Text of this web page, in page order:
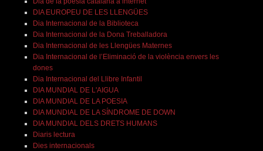
DIA EUROPEU DE LES LLENGÜES
Dia Internacional de la Biblioteca
Dia Internacional de la Dona Treballadora
Dia Internacional de les Llengües Maternes
Dia Internacional de l’Eliminació de la violència envers les
dones
Dia Internacional del Llibre Infantil
DIA MUNDIAL DE L'AIGUA
DIA MUNDIAL DE LA POESIA
DIA MUNDIAL DE LA SÍNDROME DE DOWN
DIA MUNDIAL DELS DRETS HUMANS
Diaris lectura
Dies internacionals